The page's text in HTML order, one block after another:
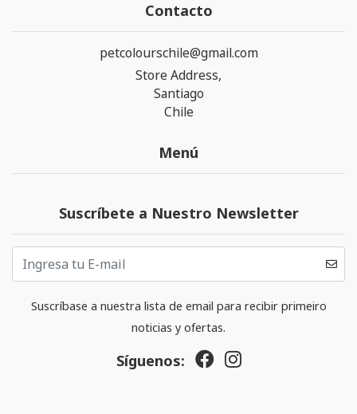
Contacto
petcolourschile@gmail.com
Store Address,
Santiago
Chile
Menú
Suscríbete a Nuestro Newsletter
Suscríbase a nuestra lista de email para recibir primeiro
noticias y ofertas.
Síguenos: